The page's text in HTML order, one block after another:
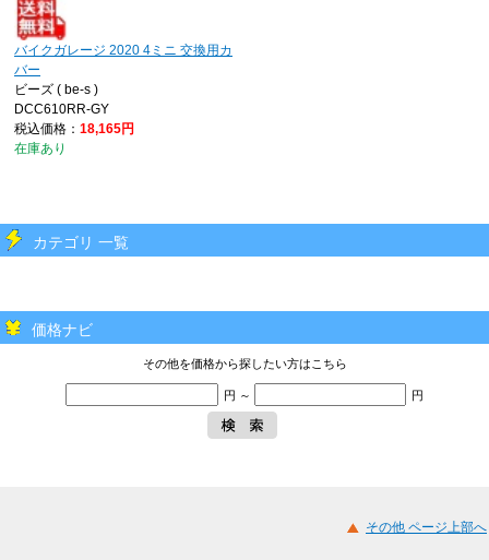
バイクガレージ 2020 4ミニ 交換用カ
バー
ビーズ ( be-s )
DCC610RR-GY
税込価格： 18,165円
在庫あり
カテゴリ 一覧
価格ナビ
その他を価格から探したい方はこちら
円 ～ 円
その他 ページ上部へ